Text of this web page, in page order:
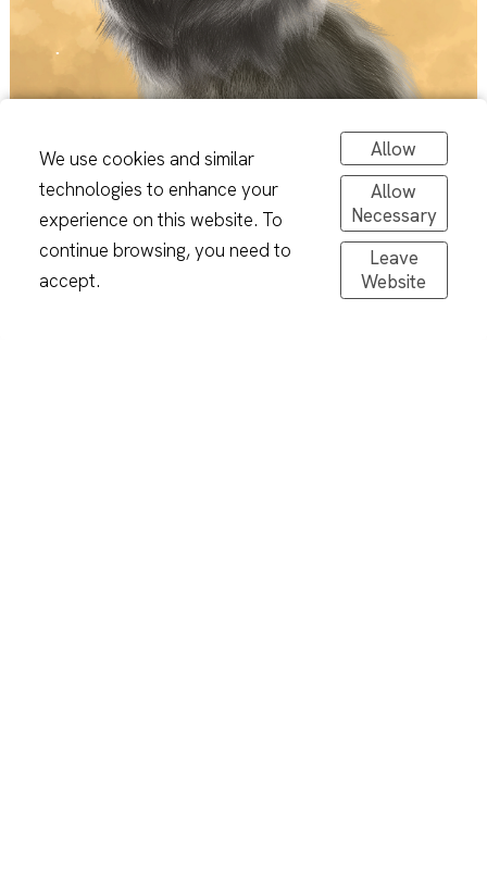
We use cookies and similar
technologies to enhance your
experience on this website. To
continue browsing, you need to
accept.
Allow
Allow
Necessary
Leave
Website